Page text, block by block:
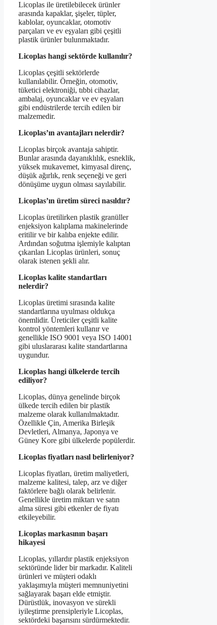
Licoplas ile üretilebilecek ürünler
arasında kapaklar, şişeler, tüpler,
kablolar, oyuncaklar, otomotiv
parçaları ve ev eşyaları gibi çeşitli
plastik ürünler bulunmaktadır.
Licoplas hangi sektörde kullanılır?
Licoplas çeşitli sektörlerde
kullanılabilir. Örneğin, otomotiv,
tüketici elektroniği, tıbbi cihazlar,
ambalaj, oyuncaklar ve ev eşyaları
gibi endüstrilerde tercih edilen bir
malzemedir.
Licoplas’ın avantajları nelerdir?
Licoplas birçok avantaja sahiptir.
Bunlar arasında dayanıklılık, esneklik,
yüksek mukavemet, kimyasal direnç,
düşük ağırlık, renk seçeneği ve geri
dönüşüme uygun olması sayılabilir.
Licoplas’ın üretim süreci nasıldır?
Licoplas üretilirken plastik granüller
enjeksiyon kalıplama makinelerinde
eritilir ve bir kalıba enjekte edilir.
Ardından soğutma işlemiyle kalıptan
çıkarılan Licoplas ürünleri, sonuç
olarak istenen şekli alır.
Licoplas kalite standartları
nelerdir?
Licoplas üretimi sırasında kalite
standartlarına uyulması oldukça
önemlidir. Üreticiler çeşitli kalite
kontrol yöntemleri kullanır ve
genellikle ISO 9001 veya ISO 14001
gibi uluslararası kalite standartlarına
uygundur.
Licoplas hangi ülkelerde tercih
ediliyor?
Licoplas, dünya genelinde birçok
ülkede tercih edilen bir plastik
malzeme olarak kullanılmaktadır.
Özellikle Çin, Amerika Birleşik
Devletleri, Almanya, Japonya ve
Güney Kore gibi ülkelerde popülerdir.
Licoplas fiyatları nasıl belirleniyor?
Licoplas fiyatları, üretim maliyetleri,
malzeme kalitesi, talep, arz ve diğer
faktörlere bağlı olarak belirlenir.
Genellikle üretim miktarı ve satın
alma süresi gibi etkenler de fiyatı
etkileyebilir.
Licoplas markasının başarı
hikayesi
Licoplas, yıllardır plastik enjeksiyon
sektöründe lider bir markadır. Kaliteli
ürünleri ve müşteri odaklı
yaklaşımıyla müşteri memnuniyetini
sağlayarak başarı elde etmiştir.
Dürüstlük, inovasyon ve sürekli
iyileştirme prensipleriyle Licoplas,
sektördeki başarısını sürdürmektedir.